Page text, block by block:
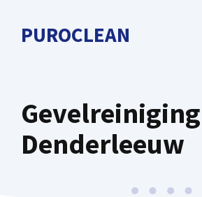
naarPUROCLEAN
Gevelreiniging
Denderleeuw